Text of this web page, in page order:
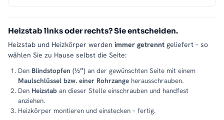
Heizstab links oder rechts? Sie entscheiden.
Heizstab und Heizkörper werden immer getrennt geliefert – so
wählen Sie zu Hause selbst die Seite:
Den Blindstopfen (½″) an der gewünschten Seite mit einem
Maulschlüssel bzw. einer Rohrzange herausschrauben.
Den Heizstab an dieser Stelle einschrauben und handfest
anziehen.
Heizkörper montieren und einstecken – fertig.